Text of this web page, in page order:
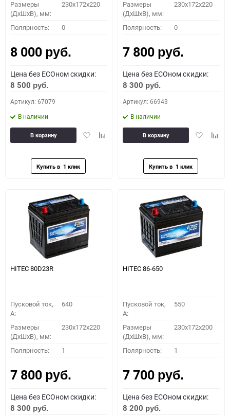
Размеры
(ДхШхВ), мм:
230x172x220
Полярность: 0
8 000 руб.
Цена без ECOном скидки:
8 500 руб.
Артикул: 67079
В наличии
ДобавитьДобавить
В корзину
Размеры
(ДхШхВ), мм:
230x172x220
Полярность: 0
7 800 руб.
Цена без ECOном скидки:
8 300 руб.
Артикул: 66943
В наличии
Добавить
В корзину
HITEC 80D23R
Пусковой ток,
A:
640
Размеры
(ДхШхВ), мм:
230x172x220
Полярность: 1
7 800 руб.
Цена без ECOном скидки:
8 300 руб.
HITEC 86-650
Пусковой ток,
A:
550
Размеры
(ДхШхВ), мм:
230x172x200
Полярность: 1
7 700 руб.
Цена без ECOном скидки:
8 200 руб.